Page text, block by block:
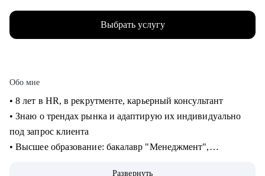
Выбрать услугу
Обо мне
• 8 лет в HR, в рекрутменте, карьерный консультант
• Знаю о трендах рынка и адаптирую их индивидуально
под запрос клиента
• Высшее образование: бакалавр "Менеджмент",
Развернуть